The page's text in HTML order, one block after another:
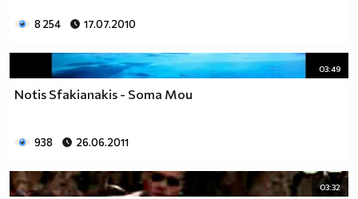
8 254 17.07.2010
03:49
Notis Sfakianakis - Soma Mou
938 26.06.2011
03:32